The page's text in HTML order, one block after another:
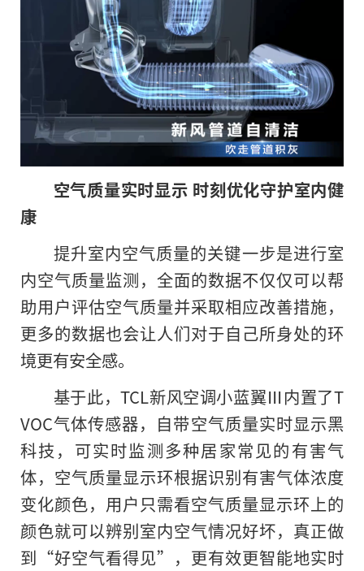
空气质量实时显示 时刻优化守护室内健
康
提升室内空气质量的关键一步是进行室
内空气质量监测，全面的数据不仅仅可以帮
助用户评估空气质量并采取相应改善措施，
更多的数据也会让人们对于自己所身处的环
境更有安全感。
基于此，TCL新风空调小蓝翼Ⅲ内置了T
VOC气体传感器，自带空气质量实时显示黑
科技，可实时监测多种居家常见的有害气
体，空气质量显示环根据识别有害气体浓度
变化颜色，用户只需看空气质量显示环上的
颜色就可以辨别室内空气情况好坏，真正做
到“好空气看得见”，更有效更智能地实时